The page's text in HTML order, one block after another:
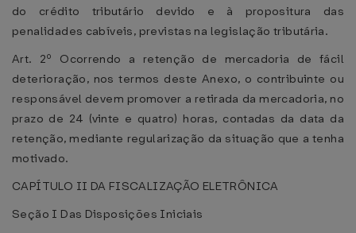
do crédito tributário devido e à propositura das
penalidades cabíveis, previstas na legislação tributária.
Art. 2º Ocorrendo a retenção de mercadoria de fácil
deterioração, nos termos deste Anexo, o contribuinte ou
responsável devem promover a retirada da mercadoria, no
prazo de 24 (vinte e quatro) horas, contadas da data da
retenção, mediante regularização da situação que a tenha
motivado.
CAPÍTULO II DA FISCALIZAÇÃO ELETRÔNICA
Seção I Das Disposições Iniciais